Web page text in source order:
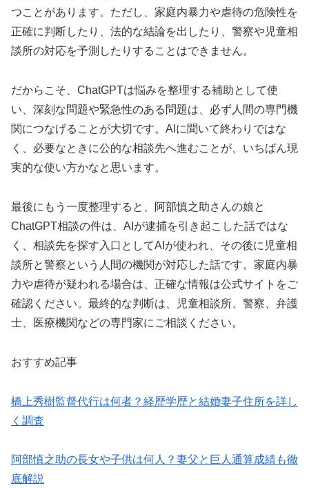
つことがあります。ただし、家庭内暴力や虐待の危険性を
正確に判断したり、法的な結論を出したり、警察や児童相
談所の対応を予測したりすることはできません。
だからこそ、ChatGPTは悩みを整理する補助として使
い、深刻な問題や緊急性のある問題は、必ず人間の専門機
関につなげることが大切です。 AIに聞いて終わりではな
く、必要なときに公的な相談先へ進むこと が、いちばん現
実的な使い方かなと思います。
最後にもう一度整理すると、阿部慎之助さんの娘と
ChatGPT相談の件は、AIが逮捕を引き起こした話ではな
く、相談先を探す入口としてAIが使われ、その後に児童相
談所と警察という人間の機関が対応した話です。家庭内暴
力や虐待が疑われる場合は、正確な情報は公式サイトをご
確認ください。最終的な判断は、児童相談所、警察、弁護
士、医療機関などの専門家にご相談ください。
おすすめ記事
橋上秀樹監督代行は何者？経歴学歴と結婚妻子住所を詳し
く調査
阿部慎之助の長女や子供は何人？妻父と巨人通算成績も徹
底解説